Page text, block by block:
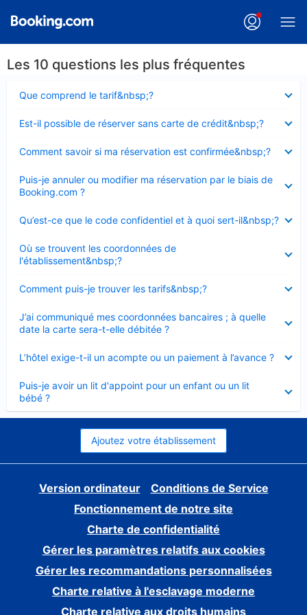
Les 10 questions les plus fréquentes
Que comprend le tarif&nbsp;?
fermé
Est-il possible de réserver sans carte de crédit&nbsp;?
fermé
Comment savoir si ma réservation est confirmée&nbsp;?
fermé
Puis-je annuler ou modifier ma réservation par le biais de
Booking.com ?
fermé
Qu’est-ce que le code confidentiel et à quoi sert-il&nbsp;?
fermé
Où se trouvent les coordonnées de
l'établissement&nbsp;?
fermé
Comment puis-je trouver les tarifs&nbsp;?
fermé
J’ai communiqué mes coordonnées bancaires ; à quelle
date la carte sera-t-elle débitée ?
fermé
L’hôtel exige-t-il un acompte ou un paiement à l’avance ?
fermé
Puis-je avoir un lit d'appoint pour un enfant ou un lit
bébé ?
fermé
Ajoutez votre établissement
Version ordinateur
Conditions de Service
Fonctionnement de notre site
Charte de confidentialité
Gérer les paramètres relatifs aux cookies
Gérer les recommandations personnalisées
Charte relative à l'esclavage moderne
Charte relative aux droits humains